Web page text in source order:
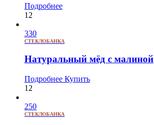
Подробнее
12
330
СТЕКЛОБАНКА
Натуральный мёд с малиной
Подробнее Купить
12
250
СТЕКЛОБАНКА